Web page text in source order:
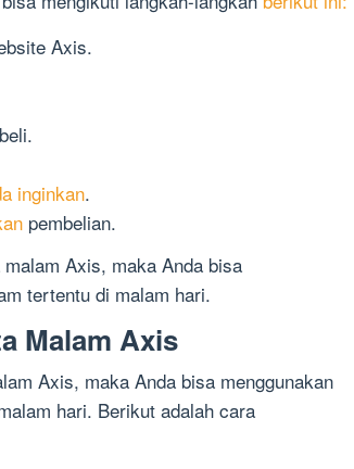
Axis.
beli.
inginkan.
pembelian.
Axis, maka Anda bisa
tertentu di malam hari.
Malam Axis
Axis, maka Anda bisa menggunakan
hari. Berikut adalah cara